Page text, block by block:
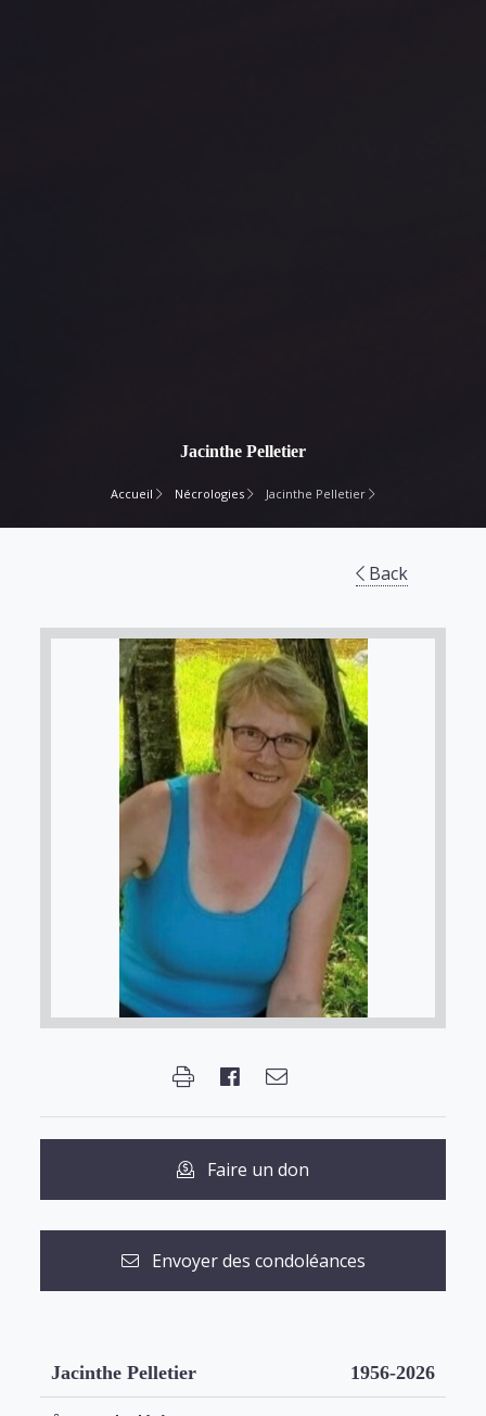
Jacinthe Pelletier
Accueil Nécrologies Jacinthe Pelletier
Back
Faire un don
Envoyer des condoléances
Jacinthe Pelletier 1956-2026